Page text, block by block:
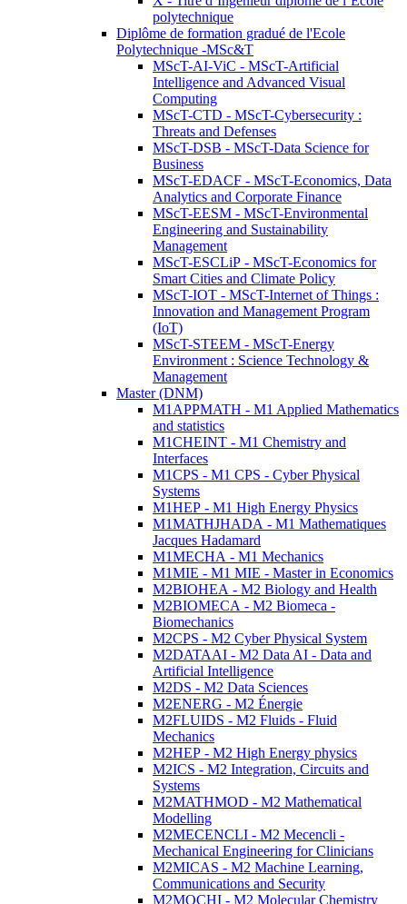
polytechnique
Diplôme de formation gradué de l'Ecole
Polytechnique -MSc&T
MScT-AI-ViC - MScT-Artificial
Intelligence and Advanced Visual
Computing
MScT-CTD - MScT-Cybersecurity :
Threats and Defenses
MScT-DSB - MScT-Data Science for
Business
MScT-EDACF - MScT-Economics, Data
Analytics and Corporate Finance
MScT-EESM - MScT-Environmental
Engineering and Sustainability
Management
MScT-ESCLiP - MScT-Economics for
Smart Cities and Climate Policy
MScT-IOT - MScT-Internet of Things :
Innovation and Management Program
(IoT)
MScT-STEEM - MScT-Energy
Environment : Science Technology &
Management
Master (DNM)
M1APPMATH - M1 Applied Mathematics
and statistics
M1CHEINT - M1 Chemistry and
Interfaces
M1CPS - M1 CPS - Cyber Physical
Systems
M1HEP - M1 High Energy Physics
M1MATHJHADA - M1 Mathematiques
Jacques Hadamard
M1MECHA - M1 Mechanics
M1MIE - M1 MIE - Master in Economics
M2BIOHEA - M2 Biology and Health
M2BIOMECA - M2 Biomeca -
Biomechanics
M2CPS - M2 Cyber Physical System
M2DATAAI - M2 Data AI - Data and
Artificial Intelligence
M2DS - M2 Data Sciences
M2ENERG - M2 Énergie
M2FLUIDS - M2 Fluids - Fluid
Mechanics
M2HEP - M2 High Energy physics
M2ICS - M2 Integration, Circuits and
Systems
M2MATHMOD - M2 Mathematical
Modelling
M2MECENCLI - M2 Mecencli -
Mechanical Engineering for Clinicians
M2MICAS - M2 Machine Learning,
Communications and Security
M2MOCHI - M2 Molecular Chemistry